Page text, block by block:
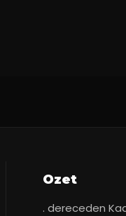
Ozet
. dereceden